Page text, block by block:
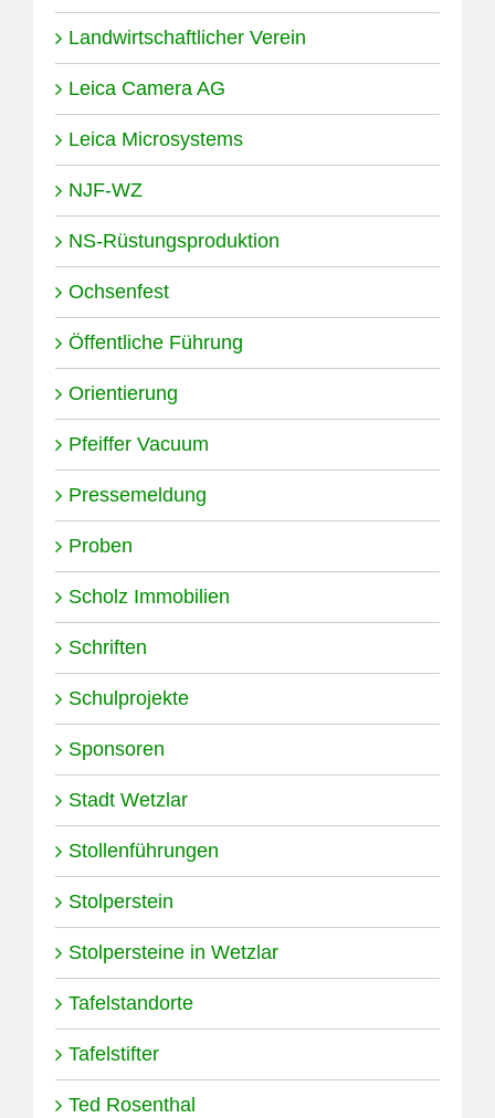
Landwirtschaftlicher Verein
Leica Camera AG
Leica Microsystems
NJF-WZ
NS-Rüstungsproduktion
Ochsenfest
Öffentliche Führung
Orientierung
Pfeiffer Vacuum
Pressemeldung
Proben
Scholz Immobilien
Schriften
Schulprojekte
Sponsoren
Stadt Wetzlar
Stollenführungen
Stolperstein
Stolpersteine in Wetzlar
Tafelstandorte
Tafelstifter
Ted Rosenthal